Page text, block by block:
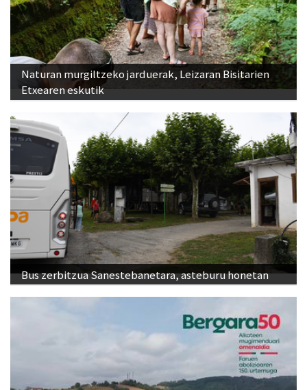
Naturan murgiltzeko jarduerak, Leizaran Bisitarien
Etxearen eskutik
Bus zerbitzua Sanestebanetara, asteburu honetan